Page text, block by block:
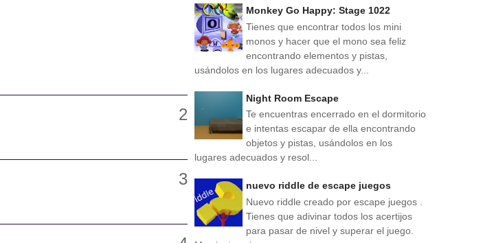
Monkey Go Happy: Stage 1022
Tienes que encontrar todos los mini
monos y hacer que el mono sea feliz
encontrando elementos y pistas,
usándolos en los lugares adecuados y...
Night Room Escape
Te encuentras encerrado en el dormitorio
e intentas escapar de ella encontrando
objetos y pistas, usándolos en los
lugares adecuados y resol...
nuevo riddle de escape juegos
Nuevo riddle creado por escape juegos .
Tienes que adivinar todos los acertijos
para pasar de nivel y superar el juego.